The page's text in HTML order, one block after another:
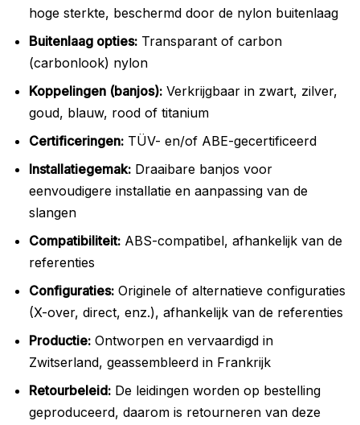
hoge sterkte, beschermd door de nylon buitenlaag
Buitenlaag opties:Transparant of carbon
(carbonlook) nylon
Koppelingen (banjos):Verkrijgbaar in zwart, zilver,
goud, blauw, rood of titanium
Certificeringen:TÜV- en/of ABE-gecertificeerd
Installatiegemak:Draaibare banjos voor
eenvoudigere installatie en aanpassing van de
slangen
Compatibiliteit:ABS-compatibel, afhankelijk van de
referenties
Configuraties:Originele of alternatieve configuraties
(X-over, direct, enz.), afhankelijk van de referenties
Productie:Ontworpen en vervaardigd in
Zwitserland, geassembleerd in Frankrijk
Retourbeleid:De leidingen worden op bestelling
geproduceerd, daarom is retourneren van deze